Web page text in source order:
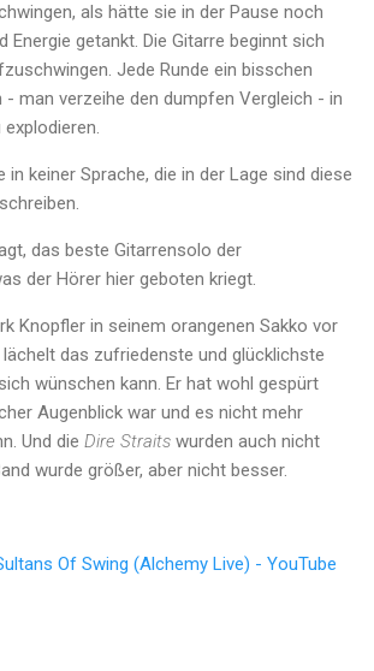
als hätte sie in der Pause noch
Energie getankt. Die Gitarre beginnt sich
Jede Runde ein bisschen
- man verzeihe den dumpfen Vergleich - in
in keiner Sprache, die in der Lage sind diese
das beste Gitarrensolo der
der Hörer hier geboten kriegt.
Knopfler in seinem orangenen Sakko vor
das zufriedenste und glücklichste
wünschen kann. Er hat wohl gespürt
Augenblick war und es nicht mehr
Und die Dire Straits wurden auch nicht
wurde größer, aber nicht besser.
Of Swing (Alchemy Live) - YouTube